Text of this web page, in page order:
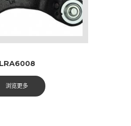
LRA6008
浏览更多